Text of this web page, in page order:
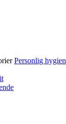
Personlig hygien